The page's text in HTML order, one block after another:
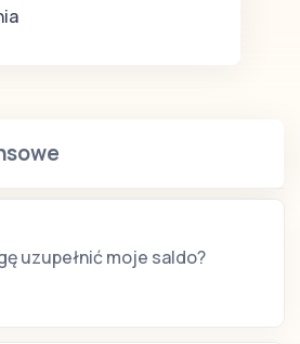
uzupełnić moje saldo?